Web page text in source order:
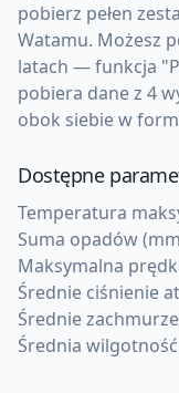
pobierz pełen
Watamu. Możesz
latach — funkcja
pobiera dane z 4
obok siebie w
Dostępne
Temperatura
Suma opadów
Maksymalna
Średnie ciśnienie
Średnie
Średnia